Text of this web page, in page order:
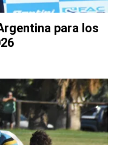
para los